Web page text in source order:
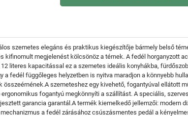
szemetes elegáns és praktikus kiegészítője bármely belső
kifinomult megjelenést kölcsönöz a térnek. A fedél horganyzott
literes kapacitással ez a szemetes ideális konyhákba,
a fedél függőleges helyzetben is nyitva maradjon a könnyebb
összeérnének.A szemeteshez egy kivehető, fogantyúval ellátott
fogantyú megkönnyíti a szállítást. A speciális,
garancia garantál.A termék kiemelkedő jellemzői: modern
a fedél zárásához csúszásmentes pedál a